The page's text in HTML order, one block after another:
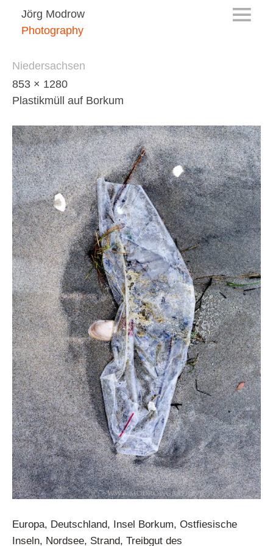
Jörg Modrow
Photography
Niedersachsen
853 × 1280
Plastikmüll auf Borkum
Europa, Deutschland, Insel Borkum, Ostfiesische
Inseln, Nordsee, Strand, Treibgut des